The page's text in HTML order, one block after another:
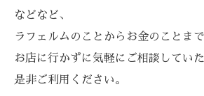
などなど、
ラフェルムのことからお金のことまで
お店に行かずに気軽にご相談していた
是非ご利用ください。